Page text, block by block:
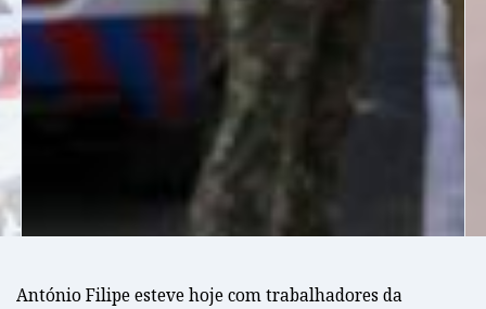
António Filipe esteve hoje com trabalhadores da